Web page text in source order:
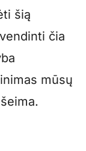
šią
čia
mūsų